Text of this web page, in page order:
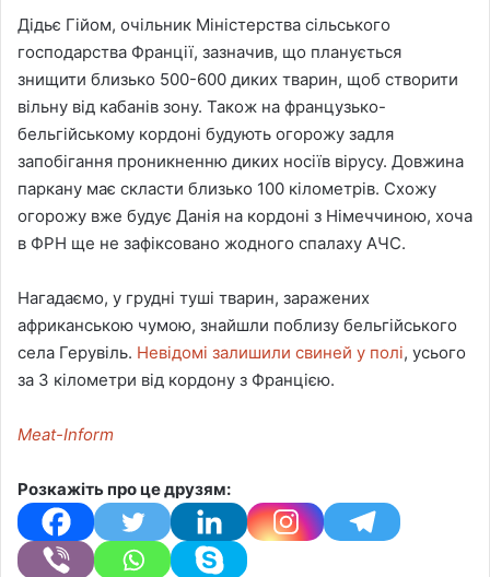
Дідьє Гійом, очільник Міністерства сільського
господарства Франції, зазначив, що планується
знищити близько 500-600 диких тварин, щоб створити
вільну від кабанів зону. Також на французько-
бельгійському кордоні будують огорожу задля
запобігання проникненню диких носіїв вірусу. Довжина
паркану має скласти близько 100 кілометрів. Схожу
огорожу вже будує Данія на кордоні з Німеччиною, хоча
в ФРН ще не зафіксовано жодного спалаху АЧС.
Нагадаємо, у грудні туші тварин, заражених
африканською чумою, знайшли поблизу бельгійського
села Герувіль. Невідомі залишили свиней у полі, усього
за 3 кілометри від кордону з Францією.
Meat-Inform
Розкажіть про це друзям: